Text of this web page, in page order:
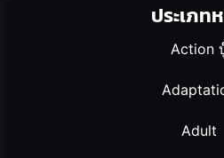
ประเภท
Action
Adult